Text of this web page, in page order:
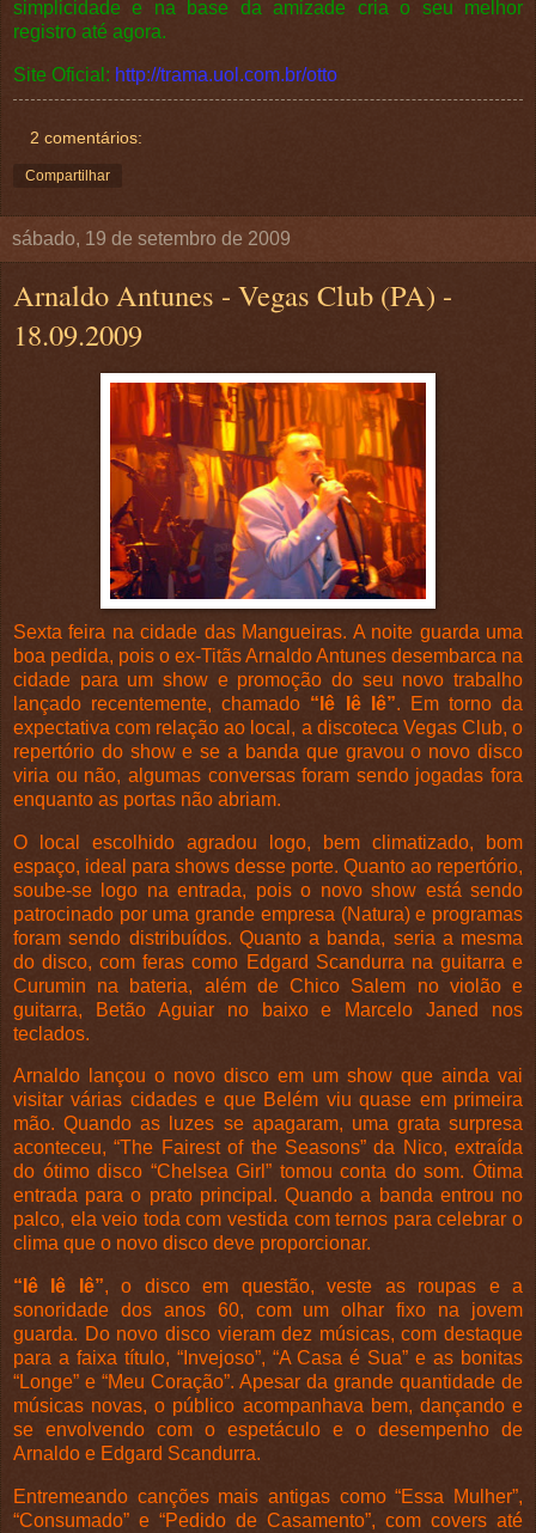
simplicidade e na base da amizade cria o seu melhor
registro até agora.
Site Oficial: http://trama.uol.com.br/otto
2 comentários:
Compartilhar
sábado, 19 de setembro de 2009
Arnaldo Antunes - Vegas Club (PA) -
18.09.2009
Sexta feira na cidade das Mangueiras. A noite guarda uma
boa pedida, pois o ex-Titãs Arnaldo Antunes desembarca na
cidade para um show e promoção do seu novo trabalho
lançado recentemente, chamado “Iê Iê Iê”. Em torno da
expectativa com relação ao local, a discoteca Vegas Club, o
repertório do show e se a banda que gravou o novo disco
viria ou não, algumas conversas foram sendo jogadas fora
enquanto as portas não abriam.
O local escolhido agradou logo, bem climatizado, bom
espaço, ideal para shows desse porte. Quanto ao repertório,
soube-se logo na entrada, pois o novo show está sendo
patrocinado por uma grande empresa (Natura) e programas
foram sendo distribuídos. Quanto a banda, seria a mesma
do disco, com feras como Edgard Scandurra na guitarra e
Curumin na bateria, além de Chico Salem no violão e
guitarra, Betão Aguiar no baixo e Marcelo Janed nos
teclados.
Arnaldo lançou o novo disco em um show que ainda vai
visitar várias cidades e que Belém viu quase em primeira
mão. Quando as luzes se apagaram, uma grata surpresa
aconteceu, “The Fairest of the Seasons” da Nico, extraída
do ótimo disco “Chelsea Girl” tomou conta do som. Ótima
entrada para o prato principal. Quando a banda entrou no
palco, ela veio toda com vestida com ternos para celebrar o
clima que o novo disco deve proporcionar.
“Iê Iê Iê”, o disco em questão, veste as roupas e a
sonoridade dos anos 60, com um olhar fixo na jovem
guarda. Do novo disco vieram dez músicas, com destaque
para a faixa título, “Invejoso”, “A Casa é Sua” e as bonitas
“Longe” e “Meu Coração”. Apesar da grande quantidade de
músicas novas, o público acompanhava bem, dançando e
se envolvendo com o espetáculo e o desempenho de
Arnaldo e Edgard Scandurra.
Entremeando canções mais antigas como “Essa Mulher”,
“Consumado” e “Pedido de Casamento”, com covers até